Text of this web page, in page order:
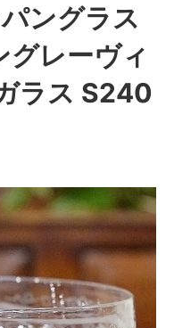
ングラス
グレーヴィ
ラス S240